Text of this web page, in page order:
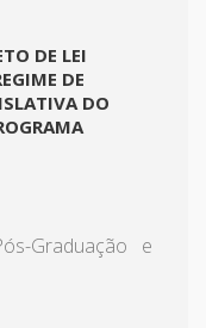
DE LEI
DE
DO
Graduação e